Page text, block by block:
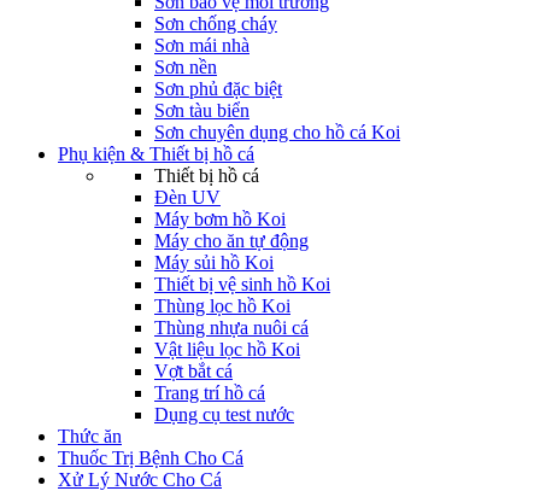
Sơn chống cháy
Sơn mái nhà
Sơn nền
Sơn phủ đặc biệt
Sơn tàu biển
Sơn chuyên dụng cho hồ cá Koi
Phụ kiện & Thiết bị hồ cá
Thiết bị hồ cá
Đèn UV
Máy bơm hồ Koi
Máy cho ăn tự động
Máy sủi hồ Koi
Thiết bị vệ sinh hồ Koi
Thùng lọc hồ Koi
Thùng nhựa nuôi cá
Vật liệu lọc hồ Koi
Vợt bắt cá
Trang trí hồ cá
Dụng cụ test nước
Thức ăn
Thuốc Trị Bệnh Cho Cá
Xử Lý Nước Cho Cá